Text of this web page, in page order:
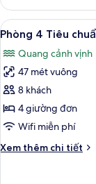
khuyết
tật
(Universal
Triple,
Shower
Booth
Only)
Phòng
Tiêu
chuẩn,
phù
hợp
cho
người
khuyết
tật
(Universal
Triple,
Xem
tất
cả
ảnh
Phòng
4
Tiêu
không
9
Phòng 4 Tiêu
Quang cảnh vịnh
47 mét vuông
8 khách
4 giường đơn
Wifi miễn phí
Xem thêm chi tiết
Chi